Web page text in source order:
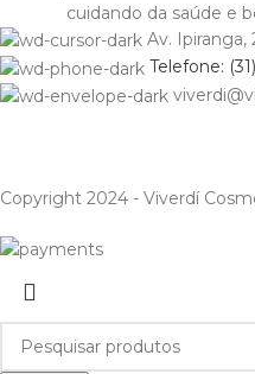
cuidando da saúde e
Av. Ipiranga,
Telefone:
Copyright 2024 - Viverdí